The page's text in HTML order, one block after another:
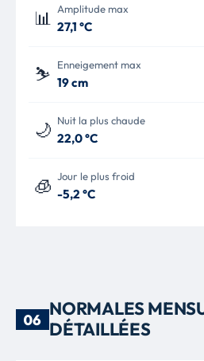
📊 Amplitude max
27,1 °C
⛷️ Enneigement max
19 cm
🌙 Nuit la plus chaude
22,0 °C
🧊 Jour le plus froid
-5,2 °C
06
NORMALES
DÉTAILLÉES